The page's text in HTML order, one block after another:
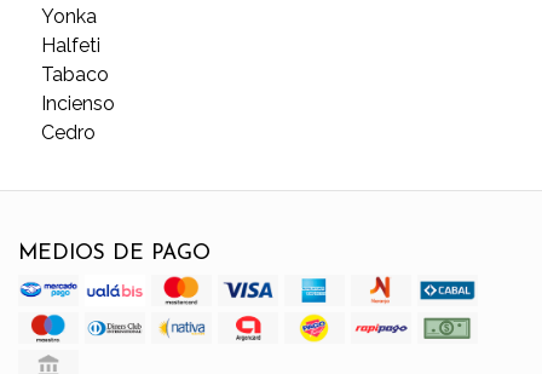
Yonka
Halfeti
Tabaco
Incienso
Cedro
MEDIOS DE PAGO